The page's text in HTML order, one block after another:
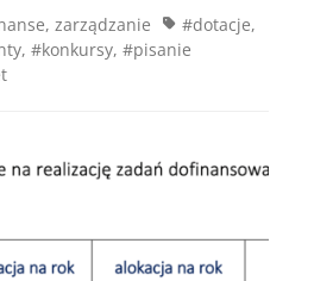
, zarządzanie Tags#dotacje,
, #konkursy, #pisanie